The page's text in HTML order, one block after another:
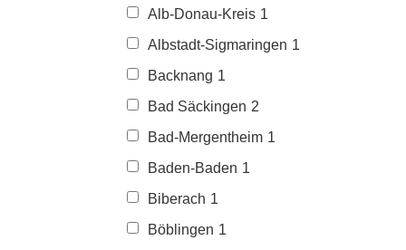
Alb-Donau-Kreis 1
Albstadt-Sigmaringen 1
Backnang 1
Bad Säckingen 2
Bad-Mergentheim 1
Baden-Baden 1
Biberach 1
Böblingen 1